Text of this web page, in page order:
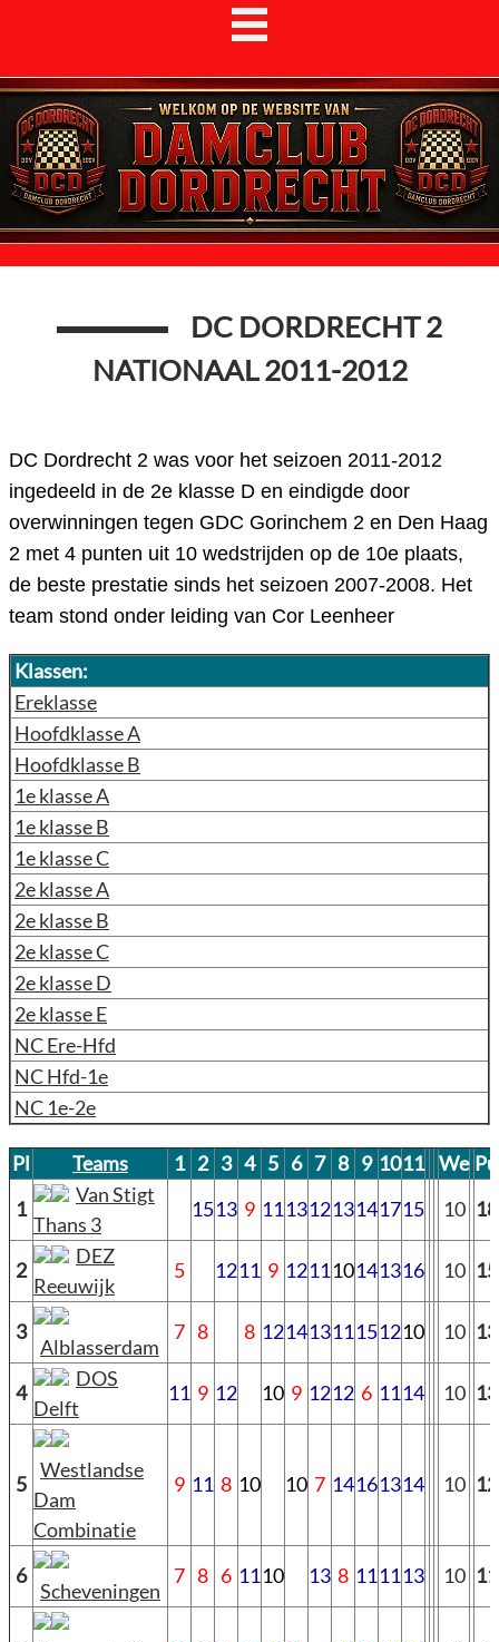
DC DORDRECHT 2
NATIONAAL 2011-2012
DC Dordrecht 2 was voor het seizoen 2011-2012
ingedeeld in de 2e klasse D en eindigde door
overwinningen tegen GDC Gorinchem 2 en Den Haag
2 met 4 punten uit 10 wedstrijden op de 10e plaats,
de beste prestatie sinds het seizoen 2007-2008. Het
team stond onder leiding van Cor Leenheer
Klassen:
Ereklasse
Hoofdklasse A
Hoofdklasse B
1e klasse A
1e klasse B
1e klasse C
2e klasse A
2e klasse B
2e klasse C
2e klasse D
2e klasse E
NC Ere-Hfd
NC Hfd-1e
NC 1e-2e
Pl Teams 1 2 3 4 5 6 7 8 9 1011 We Pu
1
Van Stigt
Thans 3
1513 9 11131213141715 10 18
2
DEZ
Reeuwijk
5 1211 9 121110141316 10 15
3
Alblasserdam
7 8 8 12141311151210 10 13
4
DOS
Delft
11 9 12 10 9 1212 6 1114 10 13
5
Westlandse
Dam
Combinatie
9 11 8 10 10 7 14161314 10 12
6
Scheveningen
7 8 6 1110 13 8 111113 10 11